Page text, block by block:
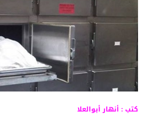
كتب : أنهار أبوالعلا